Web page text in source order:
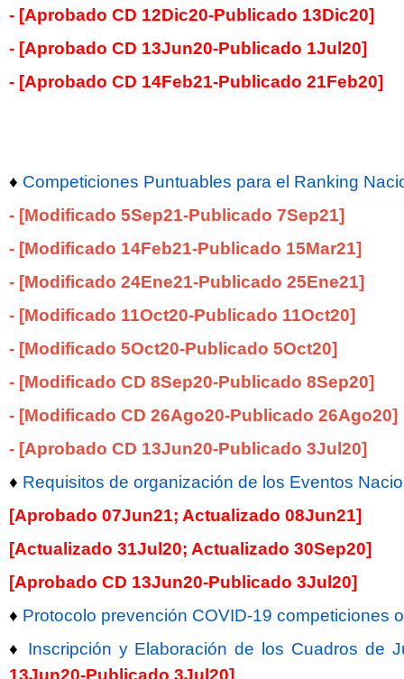
- [Aprobado CD 12Dic20-Publicado 13Dic20]
- [Aprobado CD 13Jun20-Publicado 1Jul20]
- [Aprobado CD 14Feb21-Publicado 21Feb20]
♦ Competiciones Puntuables para el Ranking
- [Modificado 5Sep21-Publicado 7Sep21]
- [Modificado 14Feb21-Publicado 15Mar21]
- [Modificado 24Ene21-Publicado 25Ene21]
- [Modificado 11Oct20-Publicado 11Oct20]
- [Modificado 5Oct20-Publicado 5Oct20]
- [Modificado CD 8Sep20-Publicado 8Sep20]
- [Modificado CD 26Ago20-Publicado 26Ago20]
- [Aprobado CD 13Jun20-Publicado 3Jul20]
♦ Requisitos de organización de los Eventos
[Aprobado 07Jun21; Actualizado 08Jun21]
[Actualizado 31Jul20; Actualizado 30Sep20]
[Aprobado CD 13Jun20-Publicado 3Jul20]
♦ Protocolo prevención COVID-19 competiciones
♦ Inscripción y Elaboración de los Cuadros de
13Jun20-Publicado 3Jul20]